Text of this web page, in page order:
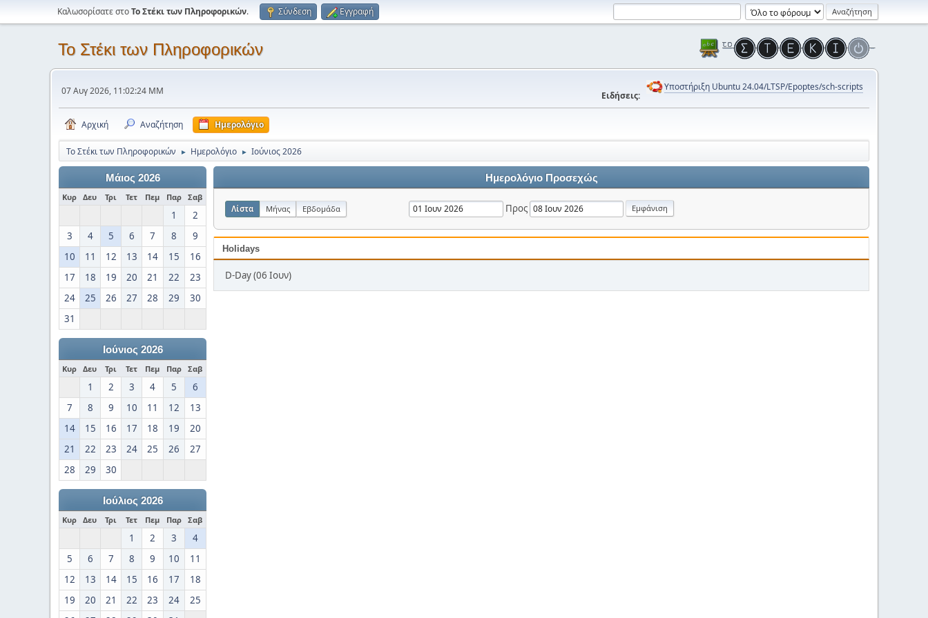
Καλωσορίσατε στοΤο Στέκι των Πληροφορικών. Σύνδεση Εγγραφή
Το Στέκι των Πληροφορικών
07 Αυγ 2026, 11:02:24 ΜΜ Ειδήσεις:
Υποστήριξη Ubuntu 24.04/LTSP/Epoptes/sch-scripts
Αρχική Αναζήτηση Ημερολόγιο
Το Στέκι των Πληροφορικών ► Ημερολόγιο ► Ιούνιος 2026
Μάιος 2026
Κυρ Δευ Τρι Τετ Πεμ Παρ Σαβ
1
2
3
4 5 6 7 8
9
10
11 12 13 14 15
16
17
18 19 20 21 22
23
24
25 26 27 28 29
30
31
Ιούνιος 2026
Κυρ Δευ Τρι Τετ Πεμ Παρ Σαβ
1 2 3 4 5
6
7
8 9 10 11 12
13
14
15 16 17 18 19
20
21
22 23 24 25 26
27
28
29 30
Ιούλιος 2026
Κυρ Δευ Τρι Τετ Πεμ Παρ Σαβ
1 2 3
4
5
6 7 8 9 10
11
12
13 14 15 16 17
18
19
20 21 22 23 24
25
Ημερολόγιο Προσεχώς
Λίστα Μήνας Εβδομάδα Προς
Holidays
D-Day (06 Ιουν)